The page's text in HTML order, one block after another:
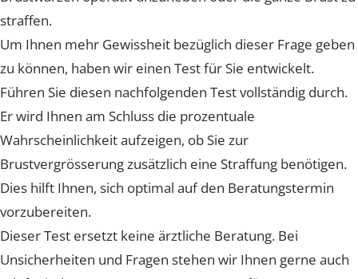
einer hängenden Brust gibt es die Möglichkeit, die
straffen.
Um Ihnen mehr Gewissheit bezüglich dieser Frage
zu können, haben wir einen Test für Sie entwickelt.
Führen Sie diesen nachfolgenden Test vollständig
Er wird Ihnen am Schluss die prozentuale
Wahrscheinlichkeit aufzeigen, ob Sie zur
Brustvergrösserung zusätzlich eine Straffung
Dies hilft Ihnen, sich optimal auf den Beratungstermin
vorzubereiten.